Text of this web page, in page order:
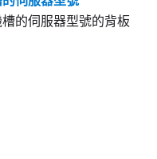
的伺服器型號的背板